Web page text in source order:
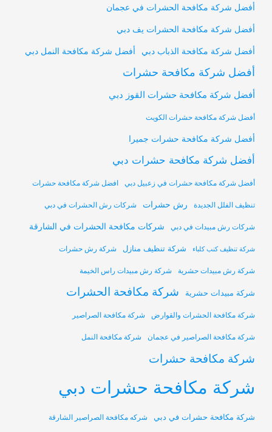
أفضل شركة مكافحة الحشرات في عجمان
أفضل شركة مكافحة الحشرات يف دبي
أفضل شركة مكافحة الذباب دبي أفضل شركة مكافحة النمل دبي
أفضل شركة مكافحة حشرات
أفضل شركة مكافحة حشرات القوز دبي
أفضل شركة مكافحة حشرات الكويت
أفضل شركة مكافحة حشرات جميرا
أفضل شركة مكافحة حشرات دبي
أفضل شركة مكافحة حشرات في زعبيل دبي افضل شركة مكافحة حشرات
تنظيف الفلل الجديدة رش حشرات شركات رش الحشرات في دبي
شركات رش مبيدات في دبي شركات مكافحة الحشرات في الشارقة
شركة تنظيف كنب كلباء شركة تنظيف منازل شركة رش حشرات
شركة رش مبيدات حشرية شركة رش مبيدات راس الخيمة
شركة مبيدات حشرية شركة مكافحة الحشرات
شركة مكافحة الحشرات والقوارض شركة مكافحة الصراصير
شركة مكافحة الصراصير في عجمان شركة مكافحة النمل
شركة مكافحة حشرات
شركة مكافحة حشرات دبي
شركة مكافحة حشرات في دبي شركه مكافحة الصراصير الشارقة